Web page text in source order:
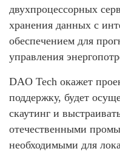
двухпроцессорных
хранения данных с
обеспечением для
управления
DAO Tech окажет
поддержку, будет
скаутинг и
отечественными
необходимыми для